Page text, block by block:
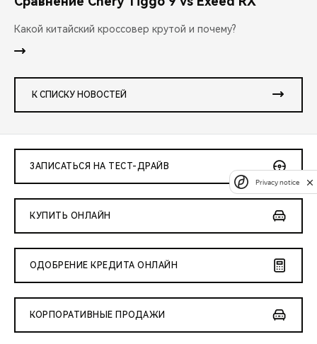
Какой китайский кроссовер крутой и почему?
К СПИСКУ НОВОСТЕЙ
ЗАПИСАТЬСЯ НА ТЕСТ-ДРАЙВ
КУПИТЬ ОНЛАЙН
ОДОБРЕНИЕ КРЕДИТА ОНЛАЙН
КОРПОРАТИВНЫЕ ПРОДАЖИ
Privacy notice